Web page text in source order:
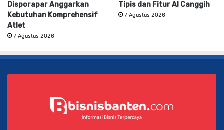
Disporapar Anggarkan
Kebutuhan Komprehensif
Atlet
7 Agustus 2026
Tipis dan Fitur AI Canggih
7 Agustus 2026